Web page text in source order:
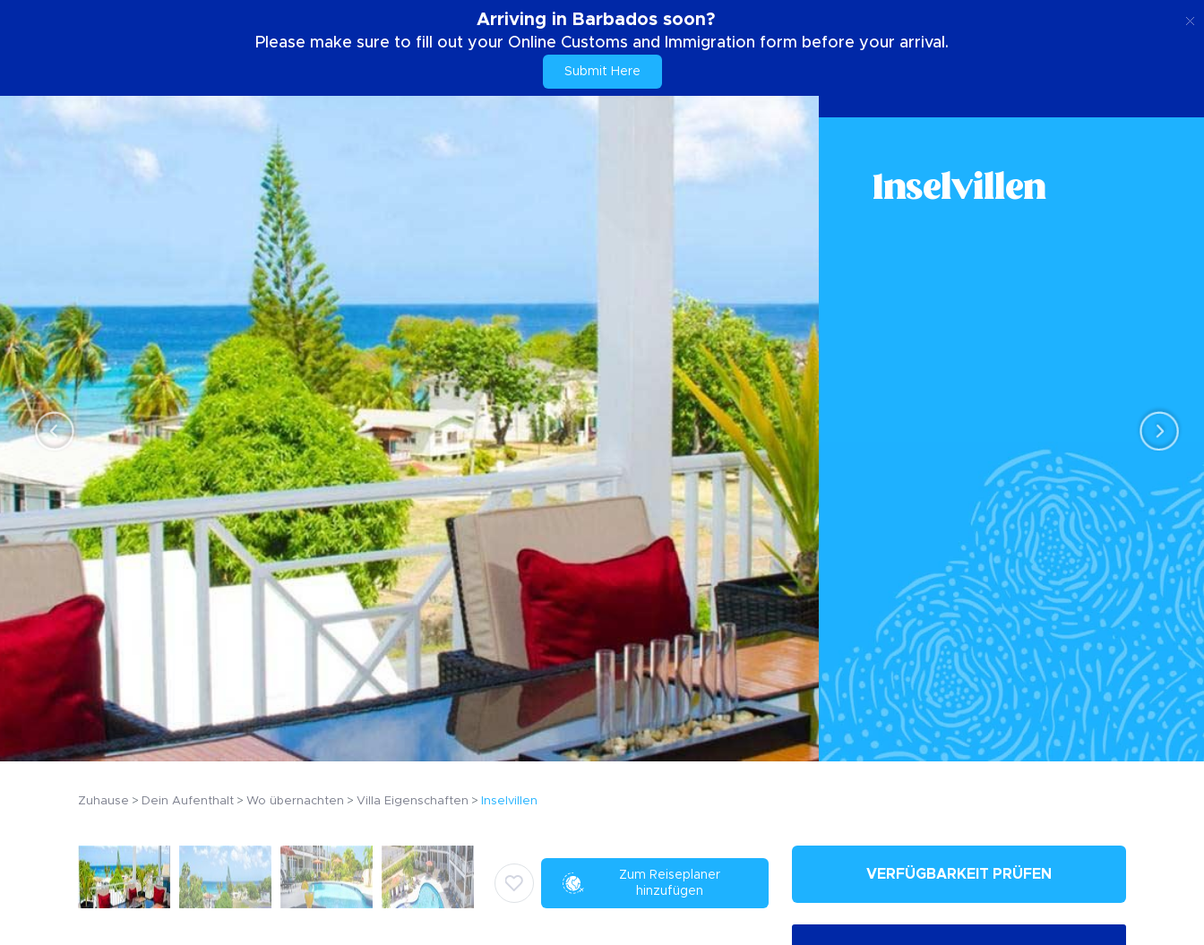
Arriving in Barbados soon?
Please make sure to fill out your Online Customs and Immigration form before your arrival.
Submit Here
Inselvillen
Zuhause Dein Aufenthalt Wo übernachten Villa Eigenschaften Inselvillen
Zum Reiseplaner
hinzufügen
VERFÜGBARKEIT PRÜFEN